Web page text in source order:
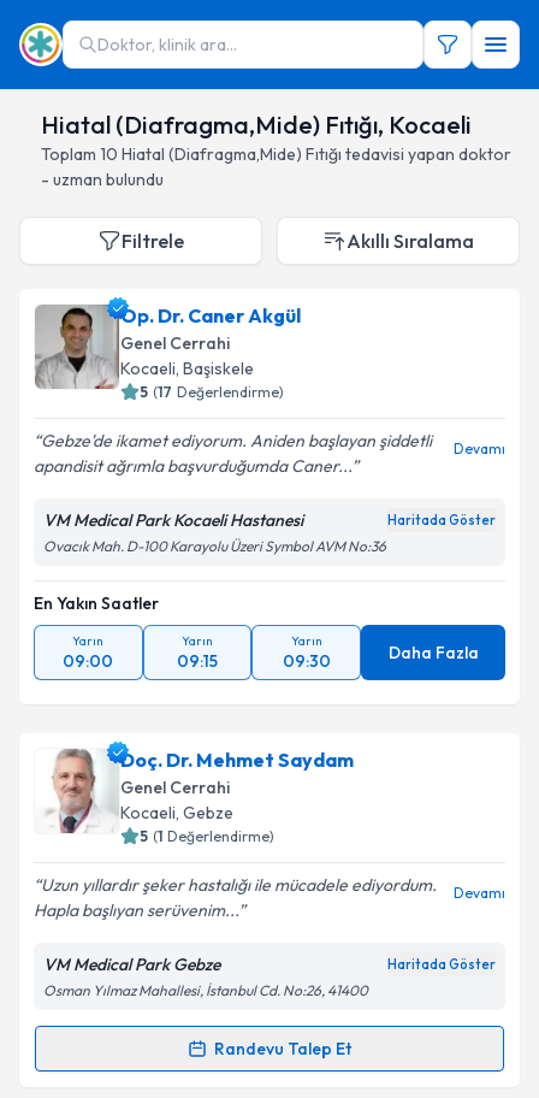
Doktor, klinik ara...
Hiatal (Diafragma,Mide) Fıtığı, Kocaeli
Toplam 10 Hiatal (Diafragma,Mide) Fıtığı tedavisi yapan doktor
- uzman bulundu
Filtrele Akıllı Sıralama
Op. Dr. Caner Akgül
Genel Cerrahi
Kocaeli, Başiskele
5 (17 Değerlendirme)
Gebze'de ikamet ediyorum. Aniden başlayan şiddetli
apandisit ağrımla başvurduğumda Caner...
Devamı
VM Medical Park Kocaeli Hastanesi Haritada Göster
Ovacık Mah. D-100 Karayolu Üzeri Symbol AVM No:36
En Yakın Saatler
Yarın
09:00
Yarın
09:15
Yarın
09:30 Daha Fazla
Doç. Dr. Mehmet Saydam
Genel Cerrahi
Kocaeli, Gebze
5 (1 Değerlendirme)
Uzun yıllardır şeker hastalığı ile mücadele ediyordum.
Hapla başlıyan serüvenim...
Devamı
VM Medical Park Gebze Haritada Göster
Osman Yılmaz Mahallesi, İstanbul Cd. No:26, 41400
Randevu Talep Et
Randevu Takvimi Talebi